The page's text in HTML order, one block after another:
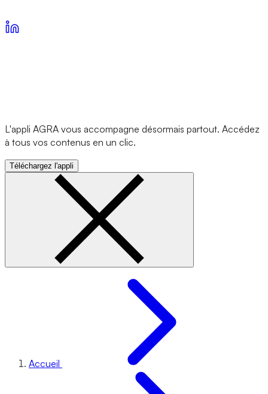
L'appli AGRA vous accompagne désormais partout. Accédez
à tous vos contenus en un clic.
Téléchargez l'appli
Accueil